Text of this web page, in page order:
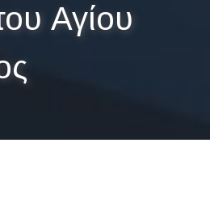
Αγίου